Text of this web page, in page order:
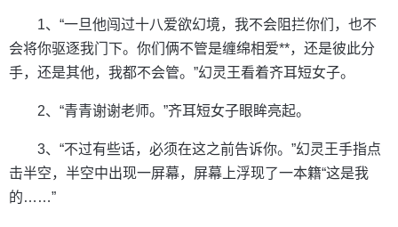
1、“一旦他闯过十八爱欲幻境，我不会阻拦你们，也不
会将你驱逐我门下。你们俩不管是缠绵相爱**，还是彼此分
手，还是其他，我都不会管。”幻灵王看着齐耳短女子。
2、“青青谢谢老师。”齐耳短女子眼眸亮起。
3、“不过有些话，必须在这之前告诉你。”幻灵王手指点
击半空，半空中出现一屏幕，屏幕上浮现了一本籍“这是我
的……”